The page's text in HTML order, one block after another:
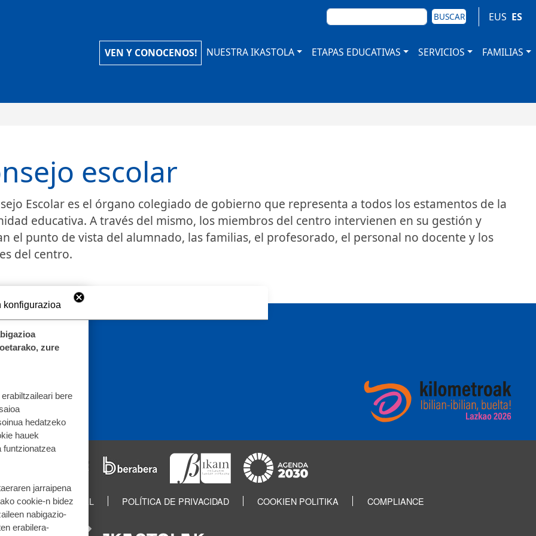
BUSCAR BUSCAR EUS ES
VEN Y CONOCENOS! NUESTRA IKASTOLA ETAPAS EDUCATIVAS SERVICIOS FAMILIAS
escolar
Escolar es el órgano colegiado de gobierno que representa a todos los estamentos de la
educativa. A través del mismo, los miembros del centro intervienen en su gestión y
el punto de vista del alumnado, las familias, el profesorado, el personal no docente y los
del centro.
AVISO LEGAL POLÍTICA DE PRIVACIDAD COOKIEN POLITIKA COMPLIANCE
konfigurazioa
zure
bere
hedatzeko
hauek
funtzionatzea
jarraipena
cookie-n bidez
nabigazio-
erabilera-